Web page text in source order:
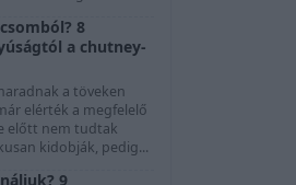
8
a chutney-
a töveken
elérték a megfelelő
előtt nem tudtak
kidobják, pedig...
9